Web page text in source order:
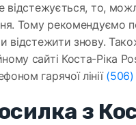
відстежується, то,
Тому рекомендуємо
відстежити знову.
сайті Коста-Ріка
гарячої лінії
з